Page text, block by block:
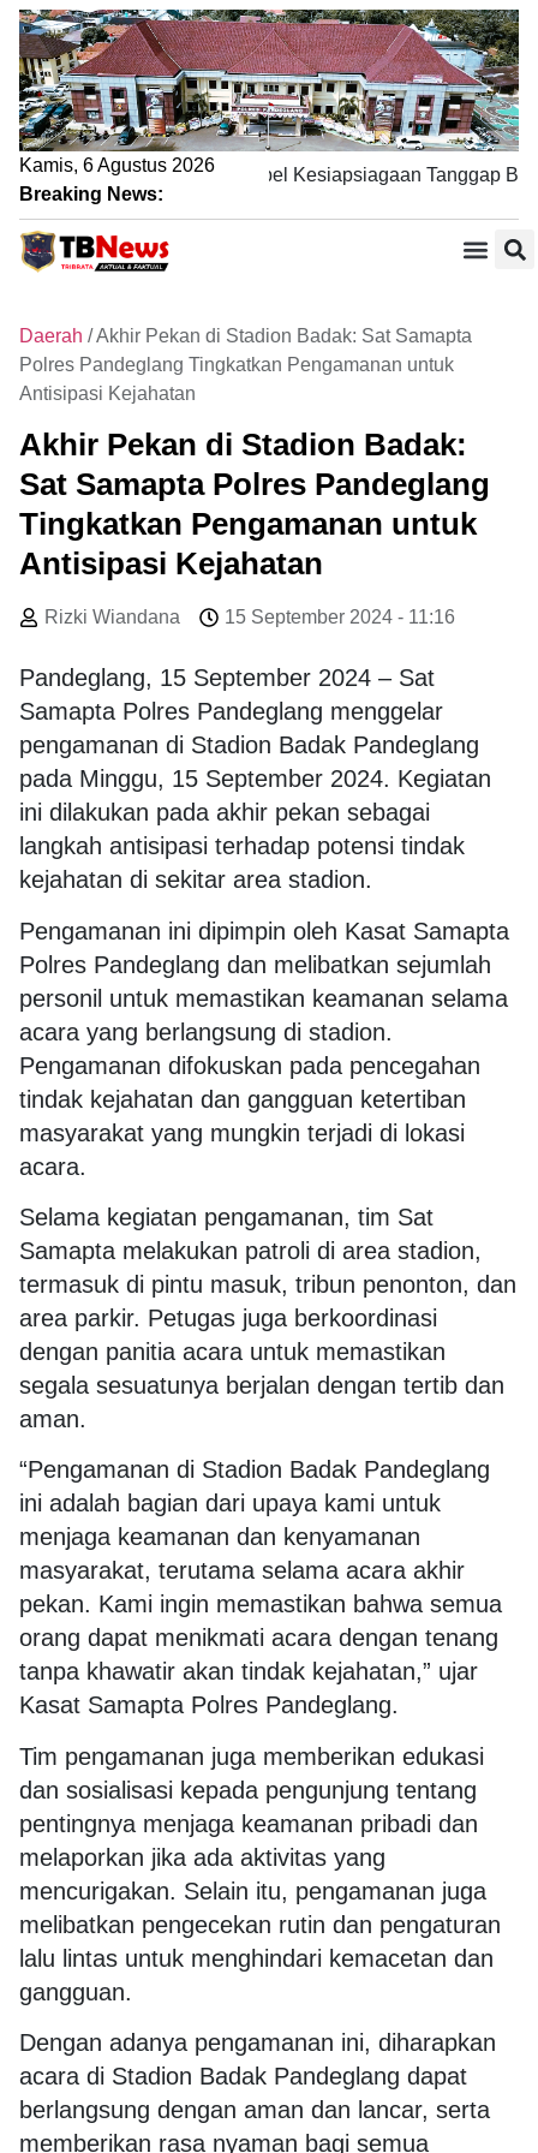
Kamis, 6 Agustus 2026
Breaking News:
Polres Pandeglang Gelar Apel Kesiapsiagaan Tanggap
Daerah /Akhir Pekan di Stadion Badak: Sat Samapta
Polres Pandeglang Tingkatkan Pengamanan untuk
Antisipasi Kejahatan
Akhir Pekan di Stadion Badak:
Sat Samapta Polres Pandeglang
Tingkatkan Pengamanan untuk
Antisipasi Kejahatan
Rizki Wiandana 15 September 2024 - 11:16
Pandeglang, 15 September 2024 – Sat
Samapta Polres Pandeglang menggelar
pengamanan di Stadion Badak Pandeglang
pada Minggu, 15 September 2024. Kegiatan
ini dilakukan pada akhir pekan sebagai
langkah antisipasi terhadap potensi tindak
kejahatan di sekitar area stadion.
Pengamanan ini dipimpin oleh Kasat Samapta
Polres Pandeglang dan melibatkan sejumlah
personil untuk memastikan keamanan selama
acara yang berlangsung di stadion.
Pengamanan difokuskan pada pencegahan
tindak kejahatan dan gangguan ketertiban
masyarakat yang mungkin terjadi di lokasi
acara.
Selama kegiatan pengamanan, tim Sat
Samapta melakukan patroli di area stadion,
termasuk di pintu masuk, tribun penonton, dan
area parkir. Petugas juga berkoordinasi
dengan panitia acara untuk memastikan
segala sesuatunya berjalan dengan tertib dan
aman.
“Pengamanan di Stadion Badak Pandeglang
ini adalah bagian dari upaya kami untuk
menjaga keamanan dan kenyamanan
masyarakat, terutama selama acara akhir
pekan. Kami ingin memastikan bahwa semua
orang dapat menikmati acara dengan tenang
tanpa khawatir akan tindak kejahatan,” ujar
Kasat Samapta Polres Pandeglang.
Tim pengamanan juga memberikan edukasi
dan sosialisasi kepada pengunjung tentang
pentingnya menjaga keamanan pribadi dan
melaporkan jika ada aktivitas yang
mencurigakan. Selain itu, pengamanan juga
melibatkan pengecekan rutin dan pengaturan
lalu lintas untuk menghindari kemacetan dan
gangguan.
Dengan adanya pengamanan ini, diharapkan
acara di Stadion Badak Pandeglang dapat
berlangsung dengan aman dan lancar, serta
memberikan rasa nyaman bagi semua